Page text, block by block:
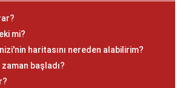
mi?
haritasını nereden alabilirim?
zaman başladı?